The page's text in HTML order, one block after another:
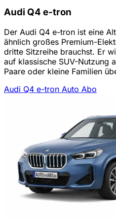
Audi Q4 e-tron
Der Audi Q4 e-tron ist eine
ähnlich großes Premium-
dritte Sitzreihe brauchst. Er
auf klassische SUV-Nutzung
Paare oder kleine Familien
Audi Q4 e-tron Auto Abo